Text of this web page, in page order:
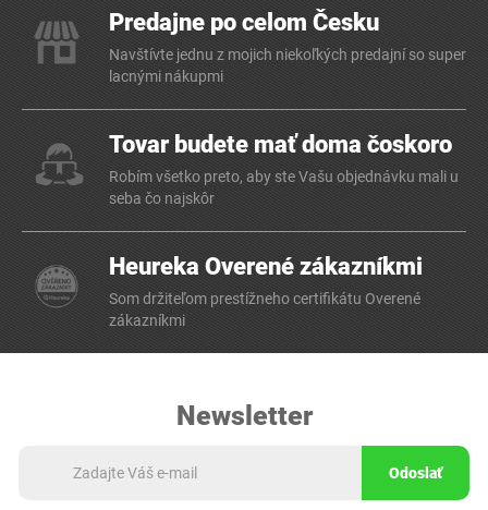
Predajne po celom Česku
Navštívte jednu z mojich niekoľkých predajní so super
lacnými nákupmi
Tovar budete mať doma čoskoro
Robím všetko preto, aby ste Vašu objednávku mali u
seba čo najskôr
Heureka Overené zákazníkmi
Som držiteľom prestížneho certifikátu Overené
zákazníkmi
Newsletter
Odoslať